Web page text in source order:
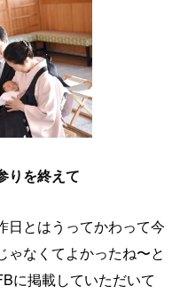
りを終えて
日とはうってかわって今
ゃなくてよかったね〜と
に掲載していただいて